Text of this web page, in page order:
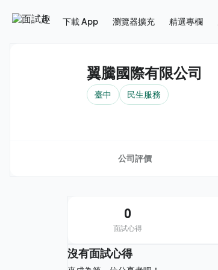
下載 App 瀏覽器擴充 精選專欄
翼騰國際有限公司
臺中 民生服務
公司評價
0
面試心得
沒有面試心得